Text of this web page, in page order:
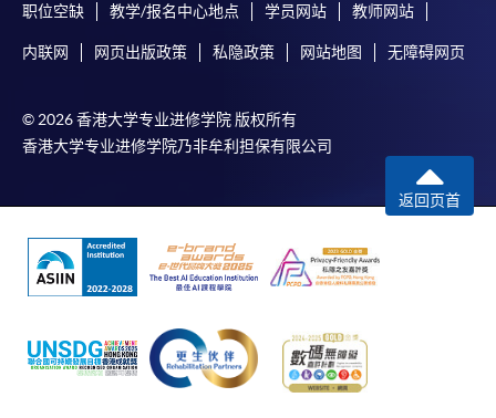
职位空缺 教学/报名中心地点 学员网站 教师网站
内联网 网页出版政策 私隐政策 网站地图 无障碍网页
© 2026 香港大学专业进修学院 版权所有
香港大学专业进修学院乃非牟利担保有限公司
返回页首